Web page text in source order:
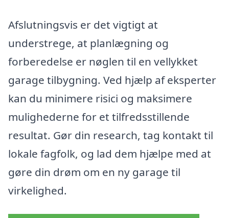
Afslutningsvis er det vigtigt at
understrege, at planlægning og
forberedelse er nøglen til en vellykket
garage tilbygning. Ved hjælp af eksperter
kan du minimere risici og maksimere
mulighederne for et tilfredsstillende
resultat. Gør din research, tag kontakt til
lokale fagfolk, og lad dem hjælpe med at
gøre din drøm om en ny garage til
virkelighed.